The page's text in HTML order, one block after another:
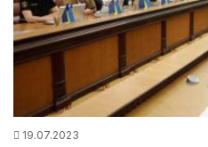
19.07.2023